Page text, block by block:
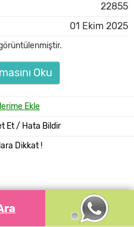
22855
01 Ekim 2025
Oku
Ekle
Et / Hata Bildir
Dikkat !